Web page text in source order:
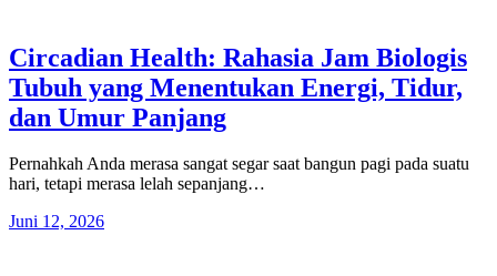
Circadian Health: Rahasia Jam Biologis
Tubuh yang Menentukan Energi, Tidur,
dan Umur Panjang
Pernahkah Anda merasa sangat segar saat bangun pagi pada suatu
hari, tetapi merasa lelah sepanjang…
Juni 12, 2026